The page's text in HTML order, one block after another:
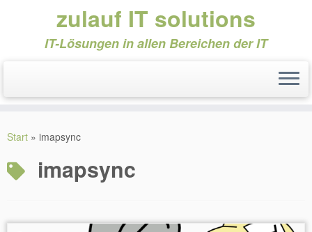
Inhalt
zulauf IT solutions
IT-Lösungen in allen Bereichen der IT
Start » imapsync
imapsync